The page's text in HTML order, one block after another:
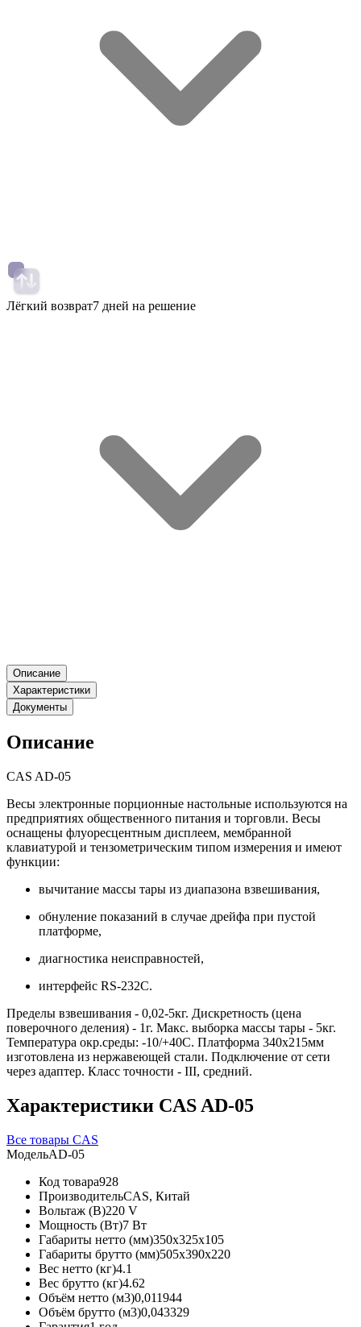
Лёгкий возврат7 дней на решение
Описание
Характеристики
Документы
Описание
CAS AD-05
Весы электронные порционные настольные используются на
предприятиях общественного питания и торговли. Весы
оснащены флуоресцентным дисплеем, мембранной
клавиатурой и тензометрическим типом измерения и имеют
функции:
вычитание массы тары из диапазона взвешивания,
обнуление показаний в случае дрейфа при пустой
платформе,
диагностика неисправностей,
интерфейс RS-232С.
Пределы взвешивания - 0,02-5кг. Дискретность (цена
поверочного деления) - 1г. Макс. выборка массы тары - 5кг.
Температура окр.среды: -10/+40С. Платформа 340х215мм
изготовлена из нержавеющей стали. Подключение от сети
через адаптер. Класс точности - III, средний.
Характеристики CAS AD-05
Все товары CAS
МодельAD-05
Код товара928
ПроизводительCAS, Китай
Вольтаж (В)220 V
Мощность (Вт)7 Вт
Габариты нетто (мм)350x325x105
Габариты брутто (мм)505x390x220
Вес нетто (кг)4.1
Вес брутто (кг)4.62
Объём нетто (м3)0,011944
Объём брутто (м3)0,043329